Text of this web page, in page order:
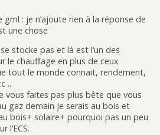
gml : je n’ajoute rien à la réponse de
une chose
stocke pas et là est l’un des
le chauffage en plus de ceux
tout le monde connait, rendement,
..
vous faites pas plus bête que vous
gaz demain je serais au bois et
bois+ solaire+ pourquoi pas un peu
l’ECS.